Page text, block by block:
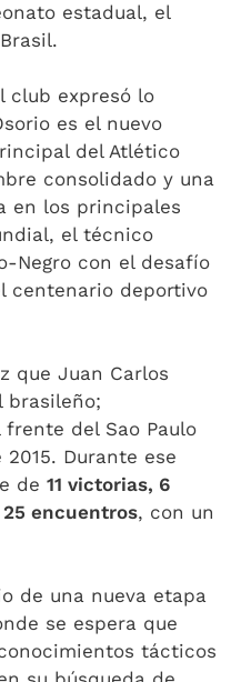
estadual, el
club expresó lo
es el nuevo
del Atlético
consolidado y una
en los principales
el técnico
Negro con el desafío
centenario deportivo
que Juan Carlos
brasileño;
del Sao Paulo
Durante ese
de 11 victorias, 6
encuentros, con un
de una nueva etapa
se espera que
tácticos